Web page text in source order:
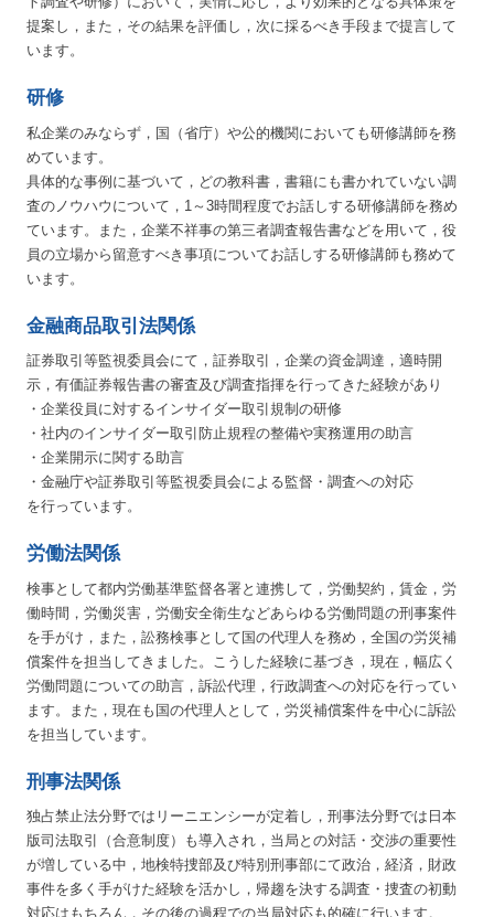
提案し，また，その結果を評価し，次に採るべき手段まで提言して
います。
研修
私企業のみならず，国（省庁）や公的機関においても研修講師を務
めています。
具体的な事例に基づいて，どの教科書，書籍にも書かれていない調
査のノウハウについて，1～3時間程度でお話しする研修講師を務め
ています。また，企業不祥事の第三者調査報告書などを用いて，役
員の立場から留意すべき事項についてお話しする研修講師も務めて
います。
金融商品取引法関係
証券取引等監視委員会にて，証券取引，企業の資金調達，適時開
示，有価証券報告書の審査及び調査指揮を行ってきた経験があり
・企業役員に対するインサイダー取引規制の研修
・社内のインサイダー取引防止規程の整備や実務運用の助言
・企業開示に関する助言
・金融庁や証券取引等監視委員会による監督・調査への対応
を行っています。
労働法関係
検事として都内労働基準監督各署と連携して，労働契約，賃金，労
働時間，労働災害，労働安全衛生などあらゆる労働問題の刑事案件
を手がけ，また，訟務検事として国の代理人を務め，全国の労災補
償案件を担当してきました。こうした経験に基づき，現在，幅広く
労働問題についての助言，訴訟代理，行政調査への対応を行ってい
ます。また，現在も国の代理人として，労災補償案件を中心に訴訟
を担当しています。
刑事法関係
独占禁止法分野ではリーニエンシーが定着し，刑事法分野では日本
版司法取引（合意制度）も導入され，当局との対話・交渉の重要性
が増している中，地検特捜部及び特別刑事部にて政治，経済，財政
事件を多く手がけた経験を活かし，帰趨を決する調査・捜査の初動
対応はもちろん，その後の過程での当局対応も的確に行います。